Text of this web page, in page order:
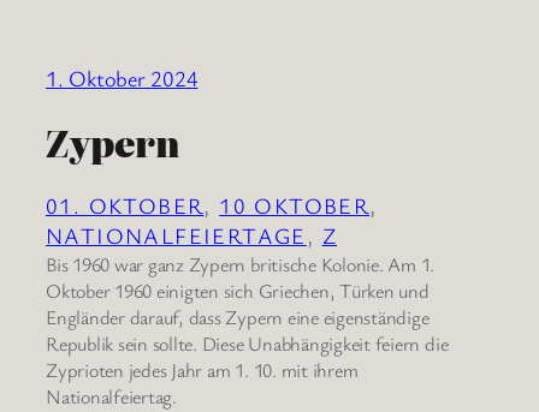
1. Oktober 2024
Zypern
01. OKTOBER, 10 OKTOBER
NATIONALFEIERTAGE , Z
Bis 1960 war ganz Zypern britische Kolonie. Am 1.
Oktober 1960 einigten sich Griechen, Türken und
Engländer darauf, dass Zypern eine eigenständige
Republik sein sollte. Diese Unabhängigkeit feiern die
Zyprioten jedes Jahr am 1. 10. mit ihrem
Nationalfeiertag.